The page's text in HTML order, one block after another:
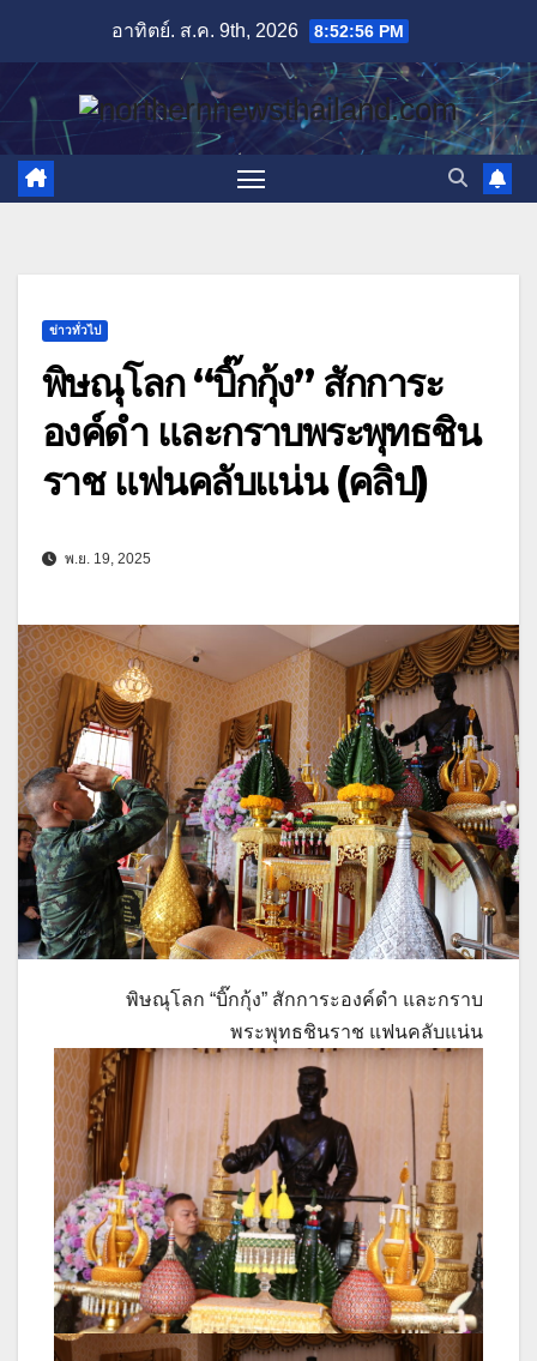
content
อาทิตย์. ส.ค. 9th, 2026 8:52:58 PM
ข่าวทั่วไป
พิษณุโลก “บิ๊กกุ้ง” สักการะ
องค์ดำ และกราบพระพุทธชิน
ราช แฟนคลับแน่น (คลิป)
พ.ย. 19, 2025
พิษณุโลก “บิ๊กกุ้ง” สักการะองค์ดำ และกราบ
พระพุทธชินราช แฟนคลับแน่น